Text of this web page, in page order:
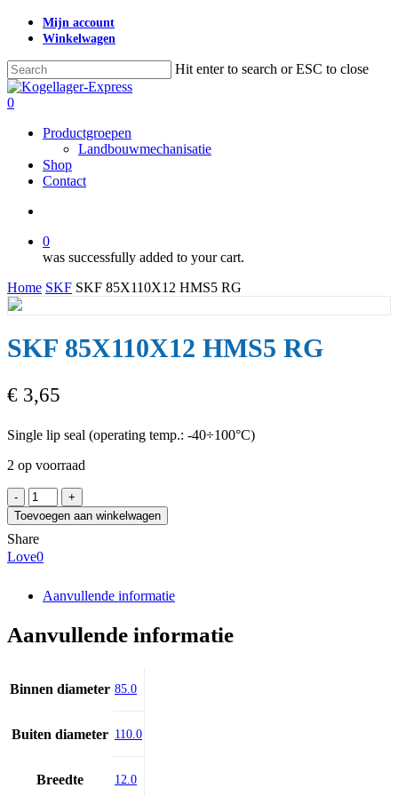
Skip
content
Mijn account
Winkelwagen
Hit enter to search or ESC to close
Close
Search
search
0
Productgroepen
Landbouwmechanisatie
Shop
Contact
0
was successfully added to your cart.
Home SKF SKF 85X110X12 HMS5 RG
SKF 85X110X12 HMS5 RG
€ 3,65
Single lip seal (operating temp.: -40÷100°C)
2 op voorraad
SKF
85X110X12
HMS5
RG
aantal
Toevoegen aan winkelwagen
Share
Love0
Aanvullende informatie
Aanvullende informatie
Binnen diameter 85.0
Buiten diameter 110.0
Breedte 12.0